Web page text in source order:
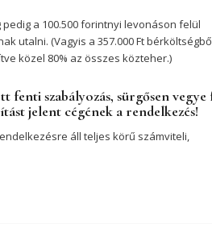
a 100.500 forintnyi levonáson felül
utalni. (Vagyis a 357.000 Ft
közel 80% az összes közteher.)
szabályozás, sürgősen vegye
jelent cégének a rendelkezés!
áll teljes körű számviteli,